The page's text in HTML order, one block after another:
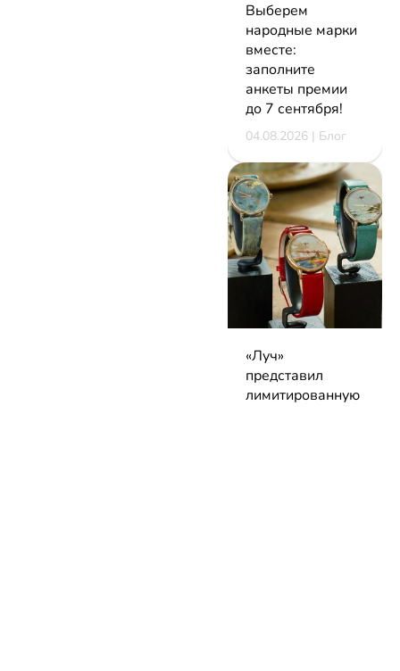
Выберем
народные марки
вместе:
заполните
анкеты премии
до 7 сентября!
04.08.2026 | Блог
«Луч»
представил
лимитированную